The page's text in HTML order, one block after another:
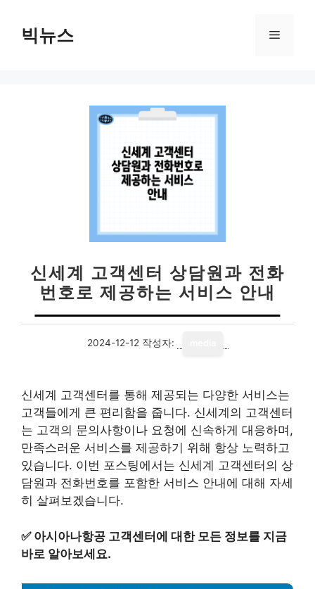
빅뉴스 메
신세계 고객센터 상담원과 전화
번호로 제공하는 서비스 안내
2024-12-12 작성자:
신세계 고객센터를 통해 제공되는 다양한 서비스는
고객들에게 큰 편리함을 줍니다. 신세계의 고객센터
는 고객의 문의사항이나 요청에 신속하게 대응하며,
만족스러운 서비스를 제공하기 위해 항상 노력하고
있습니다. 이번 포스팅에서는 신세계 고객센터의 상
담원과 전화번호를 포함한 서비스 안내에 대해 자세
히 살펴보겠습니다.
✅ 아시아나항공 고객센터에 대한 모든 정보를 지금
바로 알아보세요.